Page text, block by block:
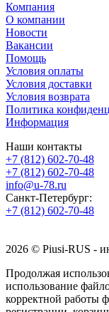
Компания
О компании
Новости
Вакансии
Помощь
Условия оплаты
Условия доставки
Условия возврата
Политика
Информация
Наши контакты
+7 (812) 602-70-48
+7 (812) 602-70-48
info@u-78.ru
Санкт-Петербург:
+7 (812) 602-70-48
2026 © Piusi-RUS -
Продолжая
использование
корректной работы